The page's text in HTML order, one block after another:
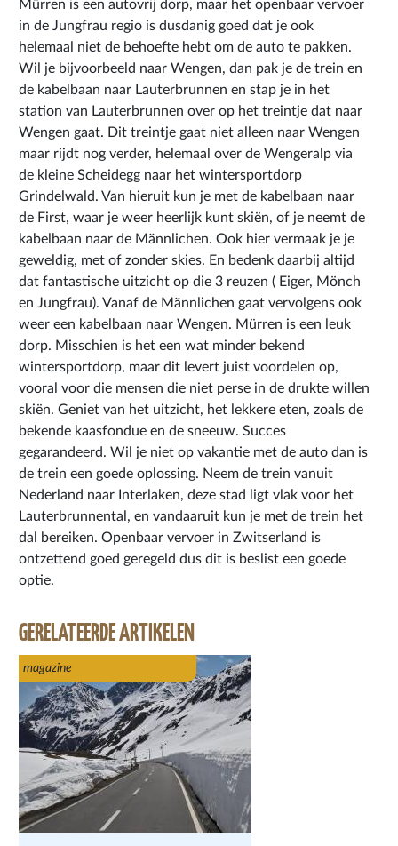
Mürren is een autovrij dorp, maar het openbaar vervoer
in de Jungfrau regio is dusdanig goed dat je ook
helemaal niet de behoefte hebt om de auto te pakken.
Wil je bijvoorbeeld naar Wengen, dan pak je de trein en
de kabelbaan naar Lauterbrunnen en stap je in het
station van Lauterbrunnen over op het treintje dat naar
Wengen gaat. Dit treintje gaat niet alleen naar Wengen
maar rijdt nog verder, helemaal over de Wengeralp via
de kleine Scheidegg naar het wintersportdorp
Grindelwald. Van hieruit kun je met de kabelbaan naar
de First, waar je weer heerlijk kunt skiën, of je neemt de
kabelbaan naar de Männlichen. Ook hier vermaak je je
geweldig, met of zonder skies. En bedenk daarbij altijd
dat fantastische uitzicht op die 3 reuzen ( Eiger, Mönch
en Jungfrau). Vanaf de Männlichen gaat vervolgens ook
weer een kabelbaan naar Wengen. Mürren is een leuk
dorp. Misschien is het een wat minder bekend
wintersportdorp, maar dit levert juist voordelen op,
vooral voor die mensen die niet perse in de drukte willen
skiën. Geniet van het uitzicht, het lekkere eten, zoals de
bekende kaasfondue en de sneeuw. Succes
gegarandeerd. Wil je niet op vakantie met de auto dan is
de trein een goede oplossing. Neem de trein vanuit
Nederland naar Interlaken, deze stad ligt vlak voor het
Lauterbrunnental, en vandaaruit kun je met de trein het
dal bereiken. Openbaar vervoer in Zwitserland is
ontzettend goed geregeld dus dit is beslist een goede
optie.
GERELATEERDE ARTIKELEN
magazine